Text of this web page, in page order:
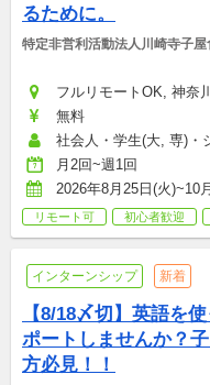
るために。
特定非営利活動法人川崎寺子屋
フルリモートOK, 神奈
無料
社会人・学生(大, 専)・
月2回~週1回
2026年8月25日(火)~10
リモート可 初心者歓迎
インターンシップ 新着
【8/18〆切】英語を
ポートしませんか？
方必見！！